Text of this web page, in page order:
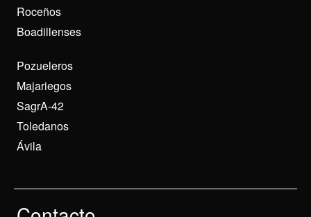
Roceños
Boadillenses
Pozueleros
Majariegos
SagrA-42
Toledanos
Ávila